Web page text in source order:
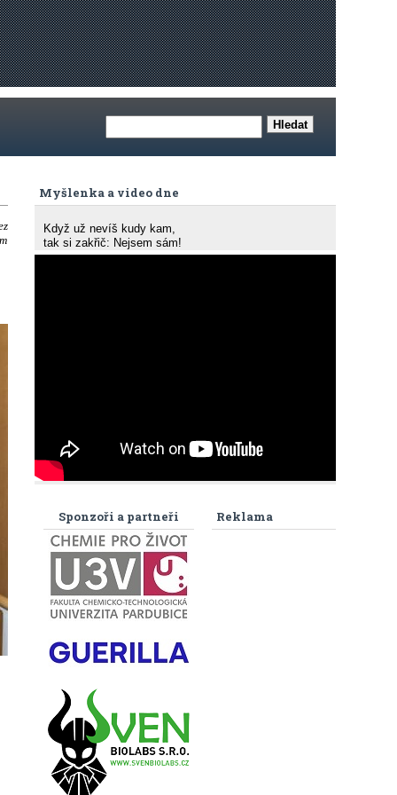
Myšlenka a video dne
Když už nevíš kudy kam,
tak si zakřič: Nejsem sám!
Reklama
Sponzoři a partneři